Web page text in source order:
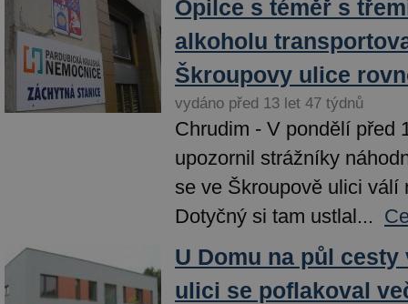
Opilce s téměř s
alkoholu
Škroupovy ulice
vydáno před 13 let 47 týdnů
Chrudim - V pondělí před
upozornil strážníky
se ve Škroupově ulici válí
Dotyčný si tam ustlal...
U Domu na půl cesty
ulici se poflakoval